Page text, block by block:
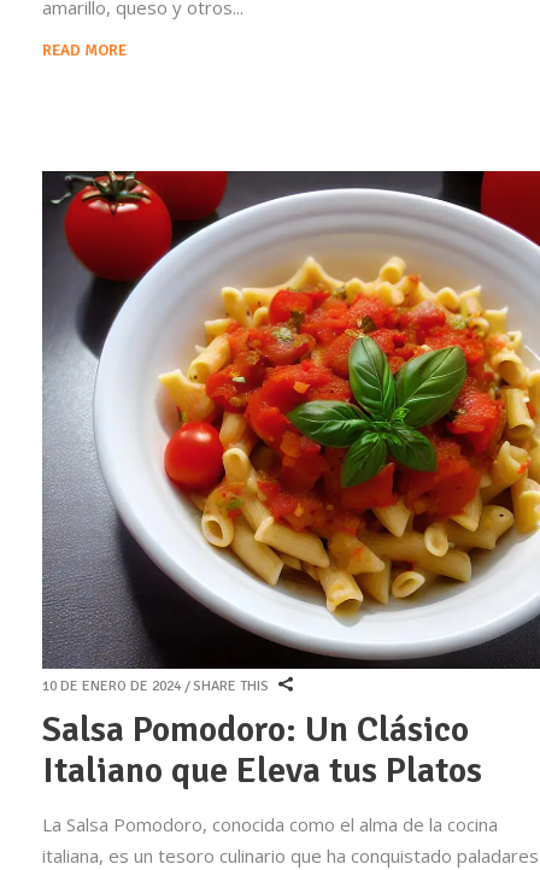
amarillo, queso y otros
READ MORE
10 DE ENERO DE 2024 SHARE THIS
Salsa Pomodoro: Un Clásico
Italiano que Eleva tus Platos
La Salsa Pomodoro, conocida como el alma de la cocina
italiana, es un tesoro culinario que ha conquistado paladares